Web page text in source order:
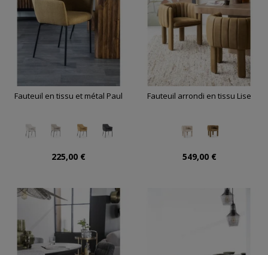
Fauteuil en tissu et métal Paul
225,00 €
Fauteuil arrondi en tissu Lise
549,00 €